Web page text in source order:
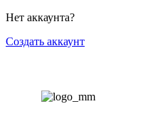
Нет аккаунта?
Создать аккаунт